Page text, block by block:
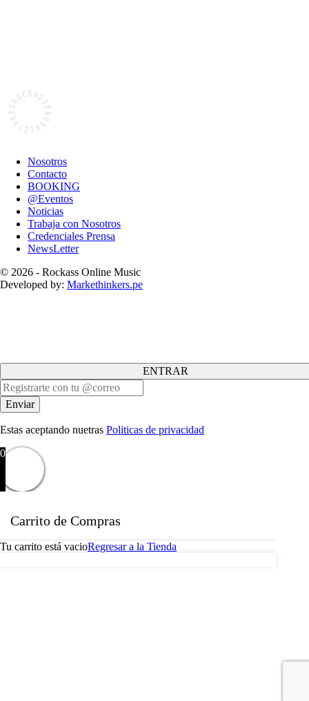
Nosotros
Contacto
BOOKING
@Eventos
Noticias
Trabaja con Nosotros
Credenciales Prensa
NewsLetter
© 2026 - Rockass Online Music
Developed by: Markethinkers.pe
ENTRAR
Estas aceptando nuetras Politicas de privacidad
0
Carrito de Compras
Tu carrito está vacioRegresar a la Tienda